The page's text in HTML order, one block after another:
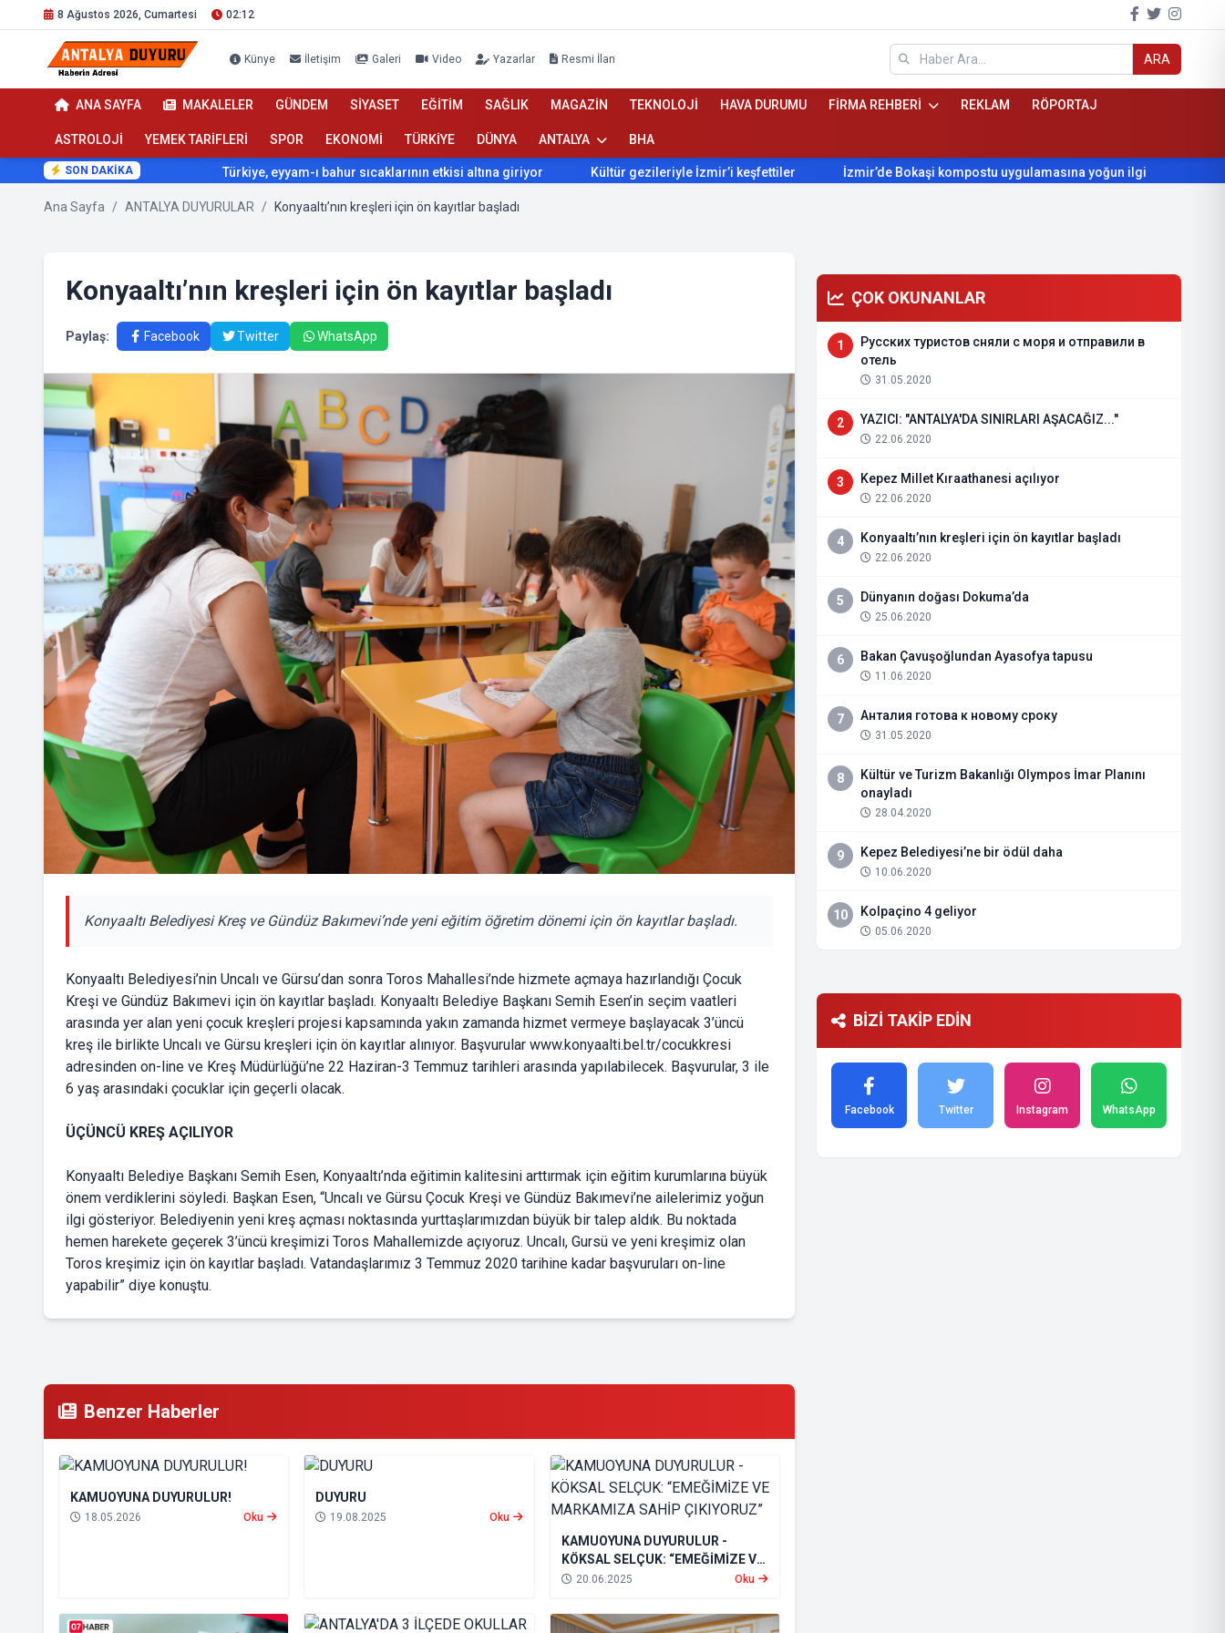
8 Ağustos 2026, Cumartesi 02:12
Künye İletişim Galeri Video Yazarlar Resmi İlan ARA
ANA SAYFA MAKALELER GÜNDEM SİYASET EĞİTİM SAĞLIK MAGAZİN TEKNOLOJİ HAVA DURUMU FİRMA REHBERİ REKLAM RÖPORTAJ
ASTROLOJİ YEMEK TARİFLERİ SPOR EKONOMİ TÜRKİYE DÜNYA ANTALYA BHA
SON DAKİKA Türkiye, eyyam-ı bahur sıcaklarının etkisi altına giriyor Kültür gezileriyle İzmir’i keşfettiler İzmir’de Bokaşi kompostu uygulamasına yoğun ilgi Beydağ’ın
Ana Sayfa / ANTALYA DUYURULAR / Konyaaltı’nın kreşleri için ön kayıtlar başladı
Konyaaltı’nın kreşleri için ön kayıtlar başladı
Paylaş: Facebook Twitter WhatsApp
Konyaaltı Belediyesi Kreş ve Gündüz Bakımevi’nde yeni eğitim öğretim dönemi için ön kayıtlar başladı.
Konyaaltı Belediyesi’nin Uncalı ve Gürsu’dan sonra Toros Mahallesi’nde hizmete açmaya hazırlandığı Çocuk
Kreşi ve Gündüz Bakımevi için ön kayıtlar başladı. Konyaaltı Belediye Başkanı Semih Esen’in seçim vaatleri
arasında yer alan yeni çocuk kreşleri projesi kapsamında yakın zamanda hizmet vermeye başlayacak 3’üncü
kreş ile birlikte Uncalı ve Gürsu kreşleri için ön kayıtlar alınıyor. Başvurular www.konyaalti.bel.tr/cocukkresi
adresinden on-line ve Kreş Müdürlüğü’ne 22 Haziran-3 Temmuz tarihleri arasında yapılabilecek. Başvurular, 3 ile
6 yaş arasındaki çocuklar için geçerli olacak.
ÜÇÜNCÜ KREŞ AÇILIYOR
Konyaaltı Belediye Başkanı Semih Esen, Konyaaltı’nda eğitimin kalitesini arttırmak için eğitim kurumlarına büyük
önem verdiklerini söyledi. Başkan Esen, “Uncalı ve Gürsu Çocuk Kreşi ve Gündüz Bakımevi’ne ailelerimiz yoğun
ilgi gösteriyor. Belediyenin yeni kreş açması noktasında yurttaşlarımızdan büyük bir talep aldık. Bu noktada
hemen harekete geçerek 3’üncü kreşimizi Toros Mahallemizde açıyoruz. Uncalı, Gursü ve yeni kreşimiz olan
Toros kreşimiz için ön kayıtlar başladı. Vatandaşlarımız 3 Temmuz 2020 tarihine kadar başvuruları on-line
yapabilir” diye konuştu.
Benzer Haberler
KAMUOYUNA DUYURULUR!
18.05.2026 Oku
DUYURU
19.08.2025 Oku
KAMUOYUNA DUYURULUR -
KÖKSAL SELÇUK: “EMEĞİMİZE VE
MARKAMIZA SAHİP ÇIKIYORUZ”
20.06.2025 Oku
ÇOK OKUNANLAR
1
Русских туристов сняли с моря и отправили в
отель
31.05.2020
2 YAZICI: "ANTALYA'DA SINIRLARI AŞACAĞIZ..."
22.06.2020
3 Kepez Millet Kıraathanesi açılıyor
22.06.2020
4 Konyaaltı’nın kreşleri için ön kayıtlar başladı
22.06.2020
5 Dünyanın doğası Dokuma’da
25.06.2020
6 Bakan Çavuşoğlundan Ayasofya tapusu
11.06.2020
7 Анталия готова к новому сроку
31.05.2020
8
Kültür ve Turizm Bakanlığı Olympos İmar Planını
onayladı
28.04.2020
9 Kepez Belediyesi’ne bir ödül daha
10.06.2020
10 Kolpaçino 4 geliyor
05.06.2020
BİZİ TAKİP EDİN
Facebook Twitter Instagram WhatsApp